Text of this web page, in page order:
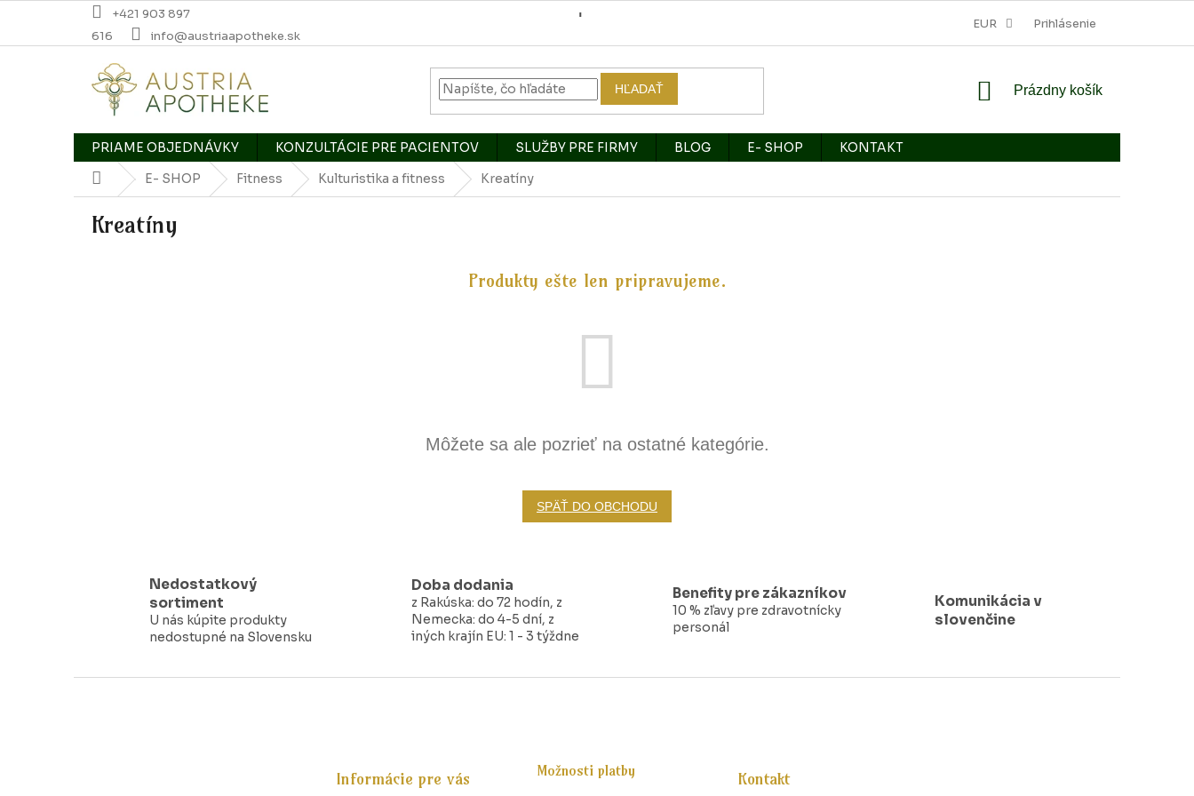
+421 903 897
616
info@austriaapotheke.sk
EUR Prihlásenie
HĽADAŤ
NÁKUPNÝ
Prázdny košík
PRIAME OBJEDNÁVKY KONZULTÁCIE PRE PACIENTOV SLUŽBY PRE FIRMY BLOG E- SHOP
KONTAKT
DomovE- SHOP Fitness Kulturistika a fitness Kreatíny
Kreatíny
Produkty ešte len pripravujeme.
Môžete sa ale pozrieť na ostatné kategórie.
SPÄŤ DO OBCHODU
Benefity pre zákazníkov
10 % zľavy pre zdravotnícky
personál
Doba dodania
z Rakúska: do 72 hodín, z
Nemecka: do 4-5 dní, z
iných krajín EU: 1 - 3 týždne
Komunikácia v
slovenčine
Nedostatkový
sortiment
U nás kúpite produkty
nedostupné na Slovensku
Informácie pre vás Možnosti platby Kontakt